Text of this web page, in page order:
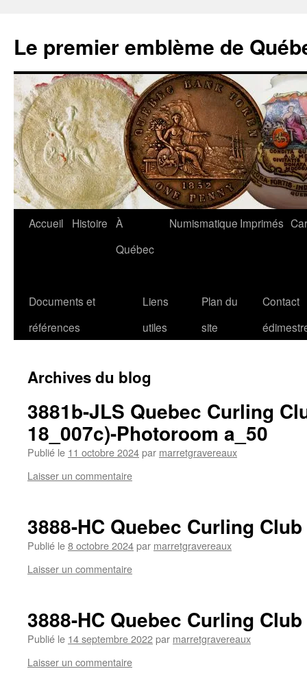
contenu
Le premier emblème de
Accueil Histoire À
Québec
Numismatique Imprimés
Documents et
références
Liens
utiles
Plan du
site
Contact
Archives du blog
3881b-JLS Quebec Curling
18_007c)-Photoroom a_50
Publié le 11 octobre 2024par marretgravereaux
Laisser un commentaire
3888-HC Quebec Curling
Publié le8 octobre 2024par marretgravereaux
Laisser un commentaire
3888-HC Quebec Curling
Publié le 14 septembre 2022par marretgravereaux
Laisser un commentaire